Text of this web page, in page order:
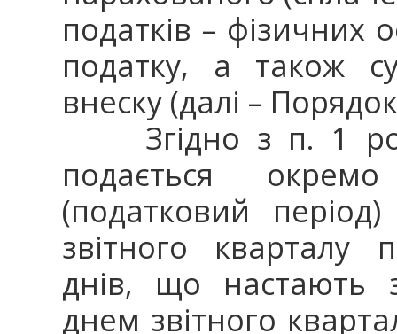
податків – фізичних
податку, а також
внеску (далі –
Згідно з п. 1
подається
(податковий
звітного кварталу
днів, що настають
днем звітного